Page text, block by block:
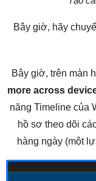
Bây giờ, hãy
Bây giờ, trên màn
more across
năng Timeline của
hồ sơ theo dõi
hàng ngày (một